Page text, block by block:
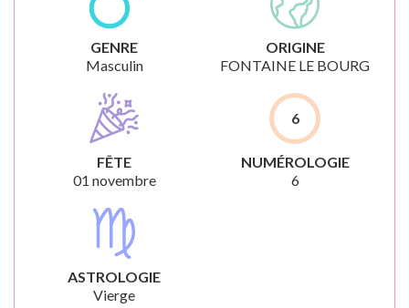
GENRE
Masculin
ORIGINE
FONTAINE LE BOURG
FÊTE
01 novembre
6
NUMÉROLOGIE
6
ASTROLOGIE
Vierge